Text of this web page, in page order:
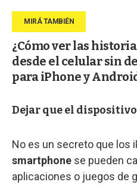
¿Cómo ver las
desde el celular sin
para iPhone y
Dejar que el
No es un secreto que los
smartphone se pueden
aplicaciones o juegos de